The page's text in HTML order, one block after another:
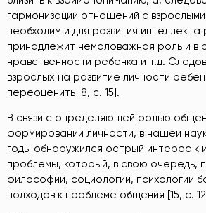
гармонизации отношений с
необходим и для развития
принадлежит немаловажная роль и в
нравственности ребенка и т.д.
взрослых на развитие личности
переоценить [8, с. 15].
В связи с определяющей ролью
формировании личности, в нашей
годы обнаружился острый интерес к
проблемы, который, в свою очередь,
философии, социологии, психологии
подходов к проблеме общения [15, с.